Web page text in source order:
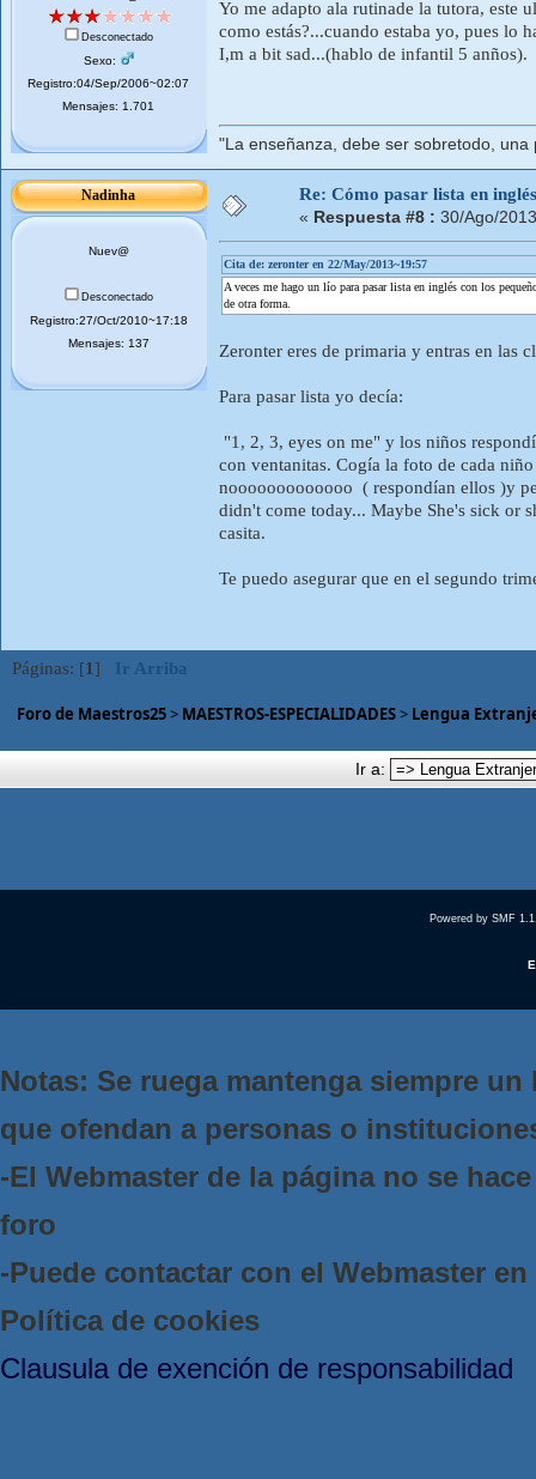
Desconectado
Sexo:
Registro:04/Sep/2006~02:07
Mensajes: 1.701
Yo me adapto ala rutinade la tutora, este
como estás?...cuando estaba yo, pues lo
I,m a bit sad...(hablo de infantil 5 anños).
"La enseñanza, debe ser sobretodo, una
Nadinha
Nuev@
Desconectado
Registro:27/Oct/2010~17:18
Mensajes: 137
Re: Cómo pasar lista en
« Respuesta #8 : 30/Ago/
Cita de: zeronter en 22/May/2013~19:57
A veces me hago un lío para pasar lista en inglés con los
de otra forma.
Zeronter eres de primaria y entras en las
Para pasar lista yo decía:
"1, 2, 3, eyes on me" y los niños
con ventanitas. Cogía la foto de cada
nooooooooooooo ( respondían ellos )y
didn't come today... Maybe She's sick or
casita.
Te puedo asegurar que en el segundo
Páginas: [1] Ir Arriba
Foro de Maestros25> MAESTROS-ESPECIALIDADES> Lengua
Ir a:
Powered by SMF
Notas: Se ruega mantenga siempre
que ofendan a personas o
-El Webmaster de la página no se
foro
-Puede contactar con el Webmaster
Política de cookies
Clausula de exención de responsabilidad